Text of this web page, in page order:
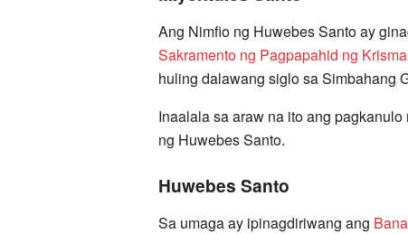
Ang Nimfio ng Huwebes Santo ay
Sakramento ng Pagpapahid ng Krisma
huling dalawang siglo sa Simbahang
Inaalala sa araw na ito ang
ng Huwebes Santo.
Huwebes Santo
Sa umaga ay ipinagdiriwang ang